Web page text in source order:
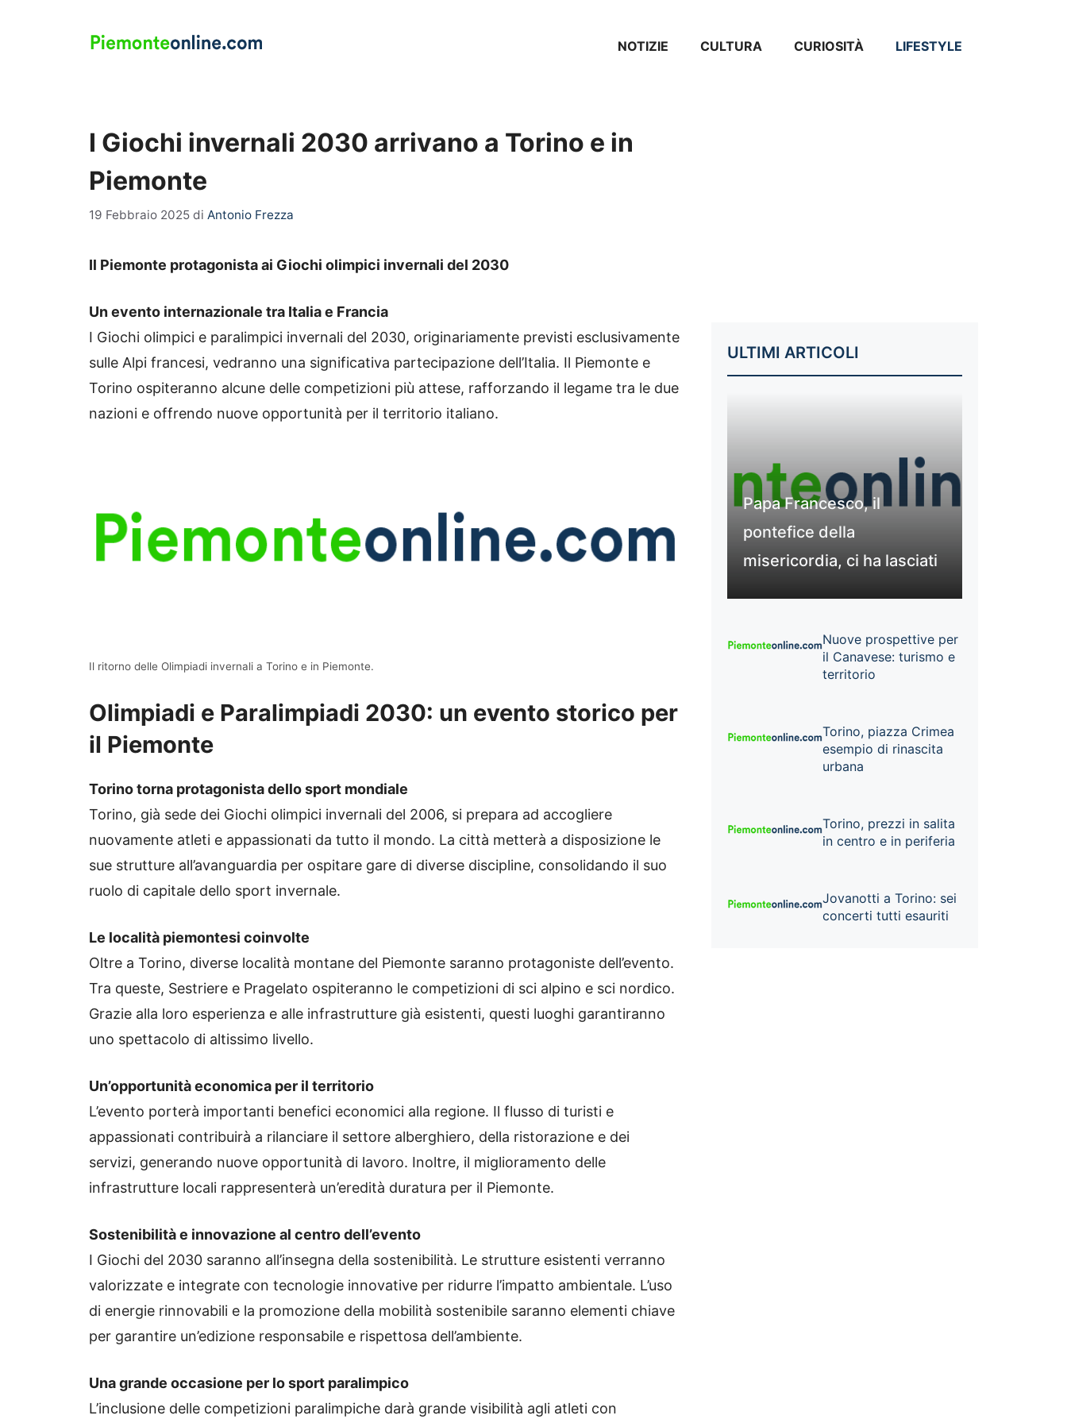
NOTIZIE CULTURA CURIOSITÀ LIFESTYLE
I Giochi invernali 2030 arrivano a Torino e in
Piemonte
19 Febbraio 2025 di Antonio Frezza
Il Piemonte protagonista ai Giochi olimpici invernali del 2030
Un evento internazionale tra Italia e Francia
I Giochi olimpici e paralimpici invernali del 2030, originariamente previsti esclusivamente
sulle Alpi francesi, vedranno una significativa partecipazione dell’Italia. Il Piemonte e
Torino ospiteranno alcune delle competizioni più attese, rafforzando il legame tra le due
nazioni e offrendo nuove opportunità per il territorio italiano.
Il ritorno delle Olimpiadi invernali a Torino e in Piemonte.
Olimpiadi e Paralimpiadi 2030: un evento storico per
il Piemonte
Torino torna protagonista dello sport mondiale
Torino, già sede dei Giochi olimpici invernali del 2006, si prepara ad accogliere
nuovamente atleti e appassionati da tutto il mondo. La città metterà a disposizione le
sue strutture all’avanguardia per ospitare gare di diverse discipline, consolidando il suo
ruolo di capitale dello sport invernale.
Le località piemontesi coinvolte
Oltre a Torino, diverse località montane del Piemonte saranno protagoniste dell’evento.
Tra queste, Sestriere e Pragelato ospiteranno le competizioni di sci alpino e sci nordico.
Grazie alla loro esperienza e alle infrastrutture già esistenti, questi luoghi garantiranno
uno spettacolo di altissimo livello.
Un’opportunità economica per il territorio
L’evento porterà importanti benefici economici alla regione. Il flusso di turisti e
appassionati contribuirà a rilanciare il settore alberghiero, della ristorazione e dei
servizi, generando nuove opportunità di lavoro. Inoltre, il miglioramento delle
infrastrutture locali rappresenterà un’eredità duratura per il Piemonte.
Sostenibilità e innovazione al centro dell’evento
I Giochi del 2030 saranno all’insegna della sostenibilità. Le strutture esistenti verranno
valorizzate e integrate con tecnologie innovative per ridurre l’impatto ambientale. L’uso
di energie rinnovabili e la promozione della mobilità sostenibile saranno elementi chiave
per garantire un’edizione responsabile e rispettosa dell’ambiente.
Una grande occasione per lo sport paralimpico
L’inclusione delle competizioni paralimpiche darà grande visibilità agli atleti con
ULTIMI ARTICOLI
Papa Francesco, il
pontefice della
misericordia, ci ha lasciati
Nuove prospettive per
il Canavese: turismo e
territorio
Torino, piazza Crimea
esempio di rinascita
urbana
Torino, prezzi in salita
in centro e in periferia
Jovanotti a Torino: sei
concerti tutti esauriti